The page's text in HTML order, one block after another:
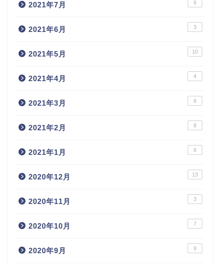
2021年7月 6
2021年6月 3
2021年5月 10
2021年4月 4
2021年3月 6
2021年2月 8
2021年1月 6
2020年12月 13
2020年11月 3
2020年10月 7
2020年9月 9